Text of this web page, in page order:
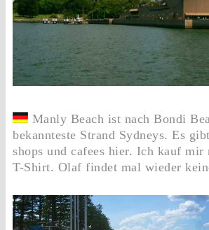
Manly Beach ist nach Bondi
bekannteste Strand Sydneys. Es
shops und cafees hier. Ich kauf
T-Shirt. Olaf findet mal wieder